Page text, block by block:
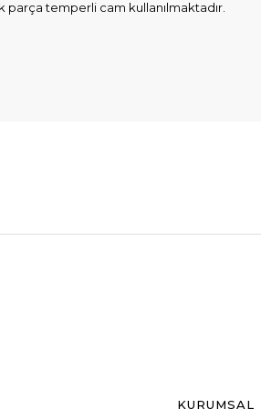
parça temperli cam kullanılmaktadır.
KURUMSAL